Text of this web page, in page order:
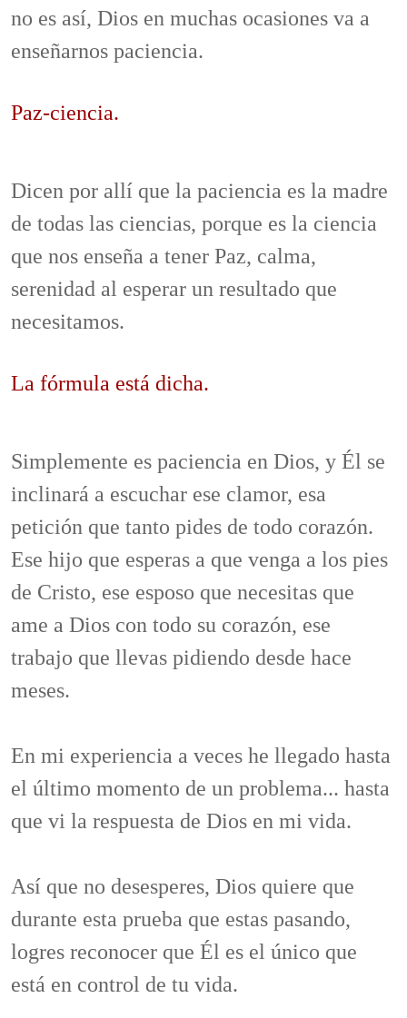
no es así, Dios en muchas ocasiones va a
enseñarnos paciencia.
Paz-ciencia.
Dicen por allí que la paciencia es la madre
de todas las ciencias, porque es la ciencia
que nos enseña a tener Paz, calma,
serenidad al esperar un resultado que
necesitamos.
La fórmula está dicha.
Simplemente es paciencia en Dios, y Él se
inclinará a escuchar ese clamor, esa
petición que tanto pides de todo corazón.
Ese hijo que esperas a que venga a los pies
de Cristo, ese esposo que necesitas que
ame a Dios con todo su corazón, ese
trabajo que llevas pidiendo desde hace
meses.
En mi experiencia a veces he llegado hasta
el último momento de un problema... hasta
que vi la respuesta de Dios en mi vida.
Así que no desesperes, Dios quiere que
durante esta prueba que estas pasando,
logres reconocer que Él es el único que
está en control de tu vida.